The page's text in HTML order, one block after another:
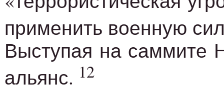
применить военную
Выступая на саммите
альянс. 12